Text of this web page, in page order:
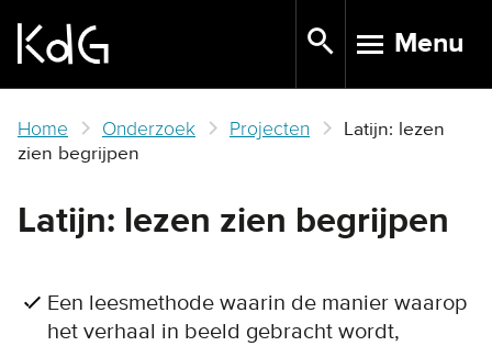
main
TOGGLE
Menu
Home Onderzoek Projecten
Latijn: lezen
zien begrijpen
Latijn: lezen zien begrijpen
Een leesmethode waarin de manier waarop
het verhaal in beeld gebracht wordt,